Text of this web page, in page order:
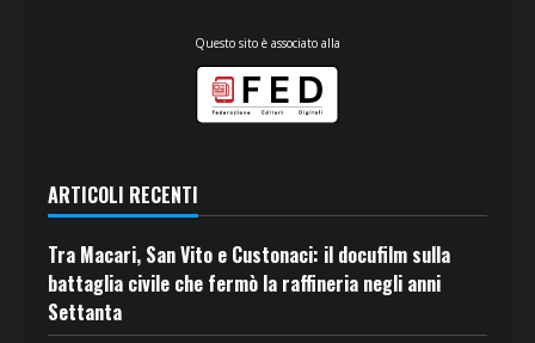
Questo sito è associato alla
ARTICOLI RECENTI
Tra Macari, San Vito e Custonaci: il docufilm sulla
battaglia civile che fermò la raffineria negli anni
Settanta